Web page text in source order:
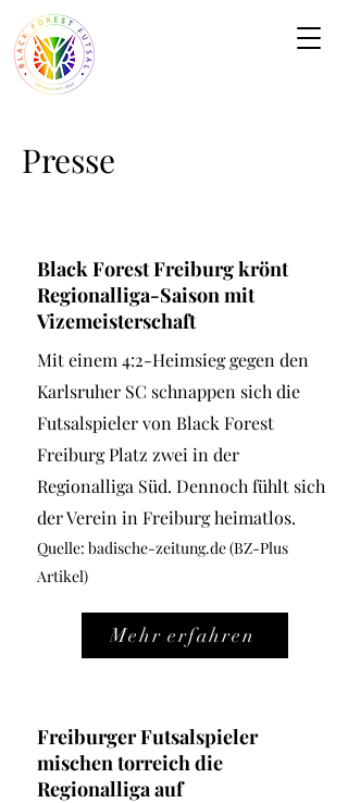
Presse
Black Forest Freiburg krönt
Regionalliga-Saison mit
Vizemeisterschaft
Mit einem 4:2-Heimsieg gegen den
Karlsruher SC schnappen sich die
Futsalspieler von Black Forest
Freiburg Platz zwei in der
Regionalliga Süd. Dennoch fühlt sich
der Verein in Freiburg heimatlos.
Quelle: badische-zeitung.de (BZ-Plus
Artikel)
Mehr erfahren
Freiburger Futsalspieler
mischen torreich die
Regionalliga auf